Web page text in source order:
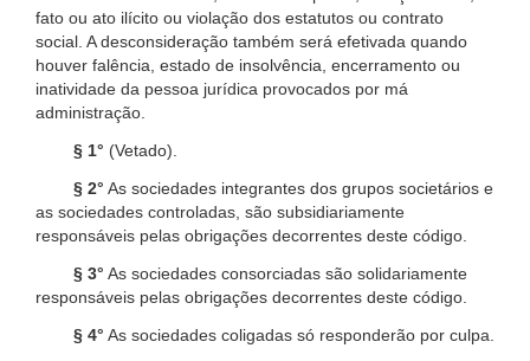
fato ou ato ilícito ou violação dos estatutos ou contrato
social. A desconsideração também será efetivada quando
houver falência, estado de insolvência, encerramento ou
inatividade da pessoa jurídica provocados por má
administração.
§ 1° (Vetado).
§ 2° As sociedades integrantes dos grupos societários e
as sociedades controladas, são subsidiariamente
responsáveis pelas obrigações decorrentes deste código.
§ 3° As sociedades consorciadas são solidariamente
responsáveis pelas obrigações decorrentes deste código.
§ 4° As sociedades coligadas só responderão por culpa.